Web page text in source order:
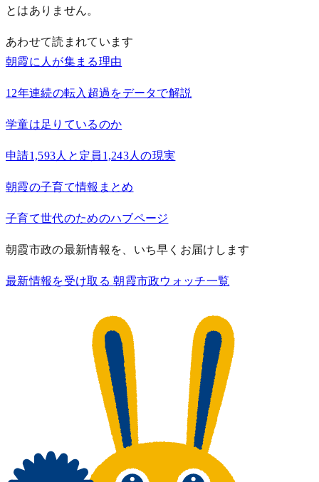
とはありません。
あわせて読まれています
朝霞に人が集まる理由
12年連続の転入超過をデータで解説
学童は足りているのか
申請1,593人と定員1,243人の現実
朝霞の子育て情報まとめ
子育て世代のためのハブページ
朝霞市政の最新情報を、いち早くお届けします
最新情報を受け取る朝霞市政ウォッチ一覧